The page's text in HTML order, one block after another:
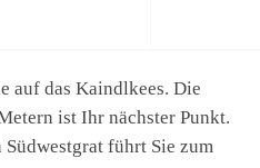
auf das Kaindlkees. Die
ist Ihr nächster Punkt.
führt Sie zum